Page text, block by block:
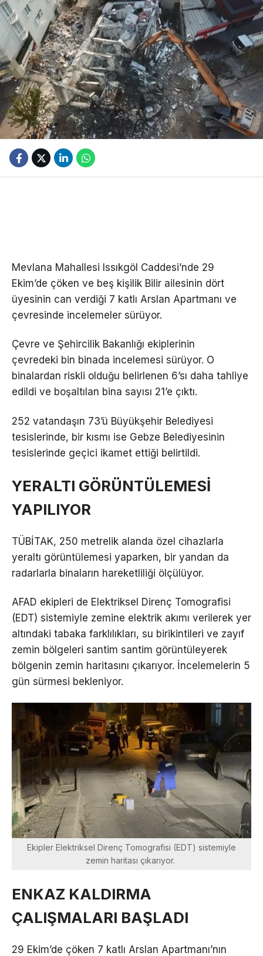
Mevlana Mahallesi Issıkgöl Caddesi’nde 29
Ekim’de çöken ve beş kişilik Bilir ailesinin dört
üyesinin can verdiği 7 katlı Arslan Apartmanı ve
çevresinde incelemeler sürüyor.
Çevre ve Şehircilik Bakanlığı ekiplerinin
çevredeki bin binada incelemesi sürüyor. O
binalardan riskli olduğu belirlenen 6’sı daha tahliye
edildi ve boşaltılan bina sayısı 21’e çıktı.
252 vatandaşın 73’ü Büyükşehir Belediyesi
tesislerinde, bir kısmı ise Gebze Belediyesinin
tesislerinde geçici ikamet ettiği belirtildi.
YERALTI GÖRÜNTÜLEMESİ
YAPILIYOR
TÜBİTAK, 250 metrelik alanda özel cihazlarla
yeraltı görüntülemesi yaparken, bir yandan da
radarlarla binaların hareketliliği ölçülüyor.
AFAD ekipleri de Elektriksel Direnç Tomografisi
(EDT) sistemiyle zemine elektrik akımı verilerek yer
altındaki tabaka farklılıkları, su birikintileri ve zayıf
zemin bölgeleri santim santim görüntüleyerek
bölgenin zemin haritasını çıkarıyor. İncelemelerin 5
gün sürmesi bekleniyor.
Ekipler Elektriksel Direnç Tomografisi (EDT) sistemiyle
zemin haritası çıkarıyor.
ENKAZ KALDIRMA
ÇALIŞMALARI BAŞLADI
29 Ekim’de çöken 7 katlı Arslan Apartmanı’nın